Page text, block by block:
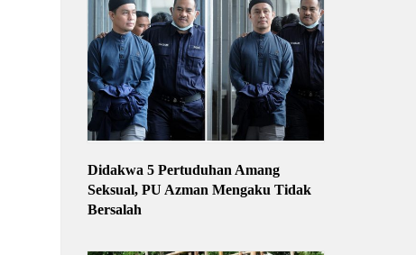
Didakwa 5 Pertuduhan Amang
Seksual, PU Azman Mengaku Tidak
Bersalah